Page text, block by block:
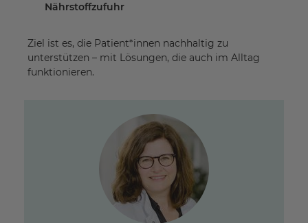
Nährstoffzufuhr
Ziel ist es, die Patient*innen nachhaltig zu
unterstützen – mit Lösungen, die auch im Alltag
funktionieren.